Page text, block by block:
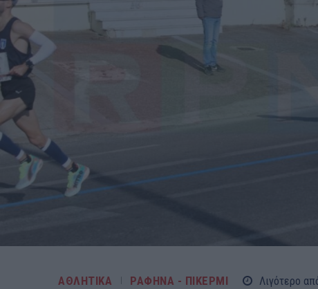
ΑΘΛΗΤΙΚΑ ΡΑΦΗΝΑ - ΠΙΚΕΡΜΙ Λιγότερο